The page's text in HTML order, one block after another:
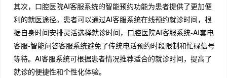
其次，口腔医院AI客服系统的智能预约功能为患者提供了更加便
利的就医途径。患者可以通过AI客服系统在线预约就诊时间，根
据自身时间安排灵活选择就诊时间，口腔医院AI客服系统-AI套电
客服-智能问答客服系统避免了传统电话预约时段限制和忙碌信号
等待。AI客服系统可根据患者情况推荐适合的就诊时间，提高了
就诊的便捷性和个性化体验。